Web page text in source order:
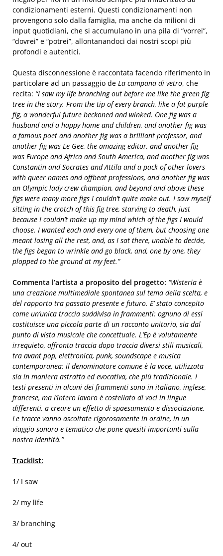
condizionamenti esterni. Questi condizionamenti non
provengono solo dalla famiglia, ma anche da milioni di
input quotidiani, che si accumulano in una pila di “vorrei”,
“dovrei” e “potrei”, allontanandoci dai nostri scopi più
profondi e autentici.
Questa disconnessione è raccontata facendo riferimento in
particolare ad un passaggio de La campana di vetro, che
recita: “I saw my life branching out before me like the green fig
tree in the story. From the tip of every branch, like a fat purple
fig, a wonderful future beckoned and winked. One fig was a
husband and a happy home and children, and another fig was
a famous poet and another fig was a brilliant professor, and
another fig was Ee Gee, the amazing editor, and another fig
was Europe and Africa and South America, and another fig was
Constantin and Socrates and Attila and a pack of other lovers
with queer names and offbeat professions, and another fig was
an Olympic lady crew champion, and beyond and above these
figs were many more figs I couldn’t quite make out. I saw myself
sitting in the crotch of this fig tree, starving to death, just
because I couldn’t make up my mind which of the figs I would
choose. I wanted each and every one of them, but choosing one
meant losing all the rest, and, as I sat there, unable to decide,
the figs began to wrinkle and go black, and, one by one, they
plopped to the ground at my feet.”
Commenta l’artista a proposito del progetto: “Wisteria è
una creazione multimediale spontanea sul tema della scelta, e
del rapporto tra passato presente e futuro. E’ stato concepito
come un’unica traccia suddivisa in frammenti: ognuno di essi
costituisce una piccola parte di un racconto unitario, sia dal
punto di vista musicale che concettuale. L’Ep è volutamente
irrequieto, affronta traccia dopo traccia diversi stili musicali,
tra avant pop, elettronica, punk, soundscape e musica
contemporanea: il denominatore comune è la voce, utilizzata
sia in maniera astratta ed evocativa, che più tradizionale. I
testi presenti in alcuni dei frammenti sono in italiano, inglese,
francese, ma l’intero lavoro è costellato di voci in lingue
differenti, a creare un effetto di spaesamento e dissociazione.
Le tracce vanno ascoltate rigorosamente in ordine, in un
viaggio sonoro e tematico che pone quesiti importanti sulla
nostra identità.”
Tracklist:
1/ I saw
2/ my life
3/ branching
4/ out